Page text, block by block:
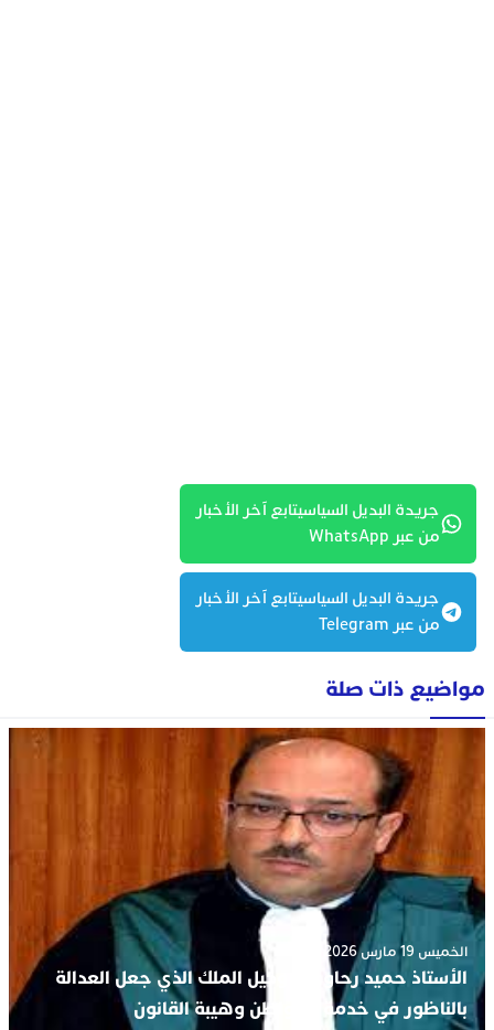
جريدة البديل السياسيتابع آخر الأخبار
من عبر WhatsApp
جريدة البديل السياسيتابع آخر الأخبار
من عبر Telegram
مواضيع ذات صلة
الخميس 19 مارس 2026 - 2:09
الأستاذ حميد رحاوي .. وكيل الملك الذي جعل العدالة
بالناظور في خدمة المواطن وهيبة القانون